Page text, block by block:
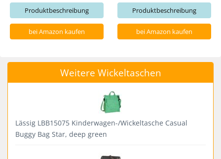
Produktbeschreibung
bei Amazon kaufen
Produktbeschreibung
bei Amazon kaufen
Weitere Wickeltaschen
Lässig LBB15075 Kinderwagen-/Wickeltasche Casual
Buggy Bag Star, deep green